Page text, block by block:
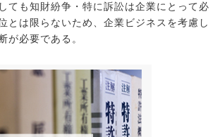
ても知財紛争・特に訴訟は企業にとって必
とは限らないため、企業ビジネスを考慮し
が必要である。